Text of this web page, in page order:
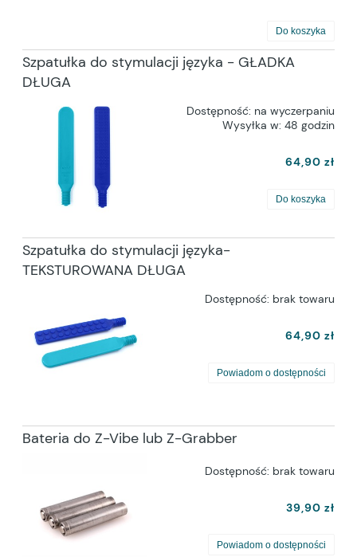
Do koszyka
Szpatułka do stymulacji języka - GŁADKA
DŁUGA
Dostępność: na wyczerpaniu
Wysyłka w: 48 godzin
64,90 zł
Do koszyka
Szpatułka do stymulacji języka-
TEKSTUROWANA DŁUGA
Dostępność: brak towaru
64,90 zł
Powiadom o dostępności
Bateria do Z-Vibe lub Z-Grabber
Dostępność: brak towaru
39,90 zł
Powiadom o dostępności